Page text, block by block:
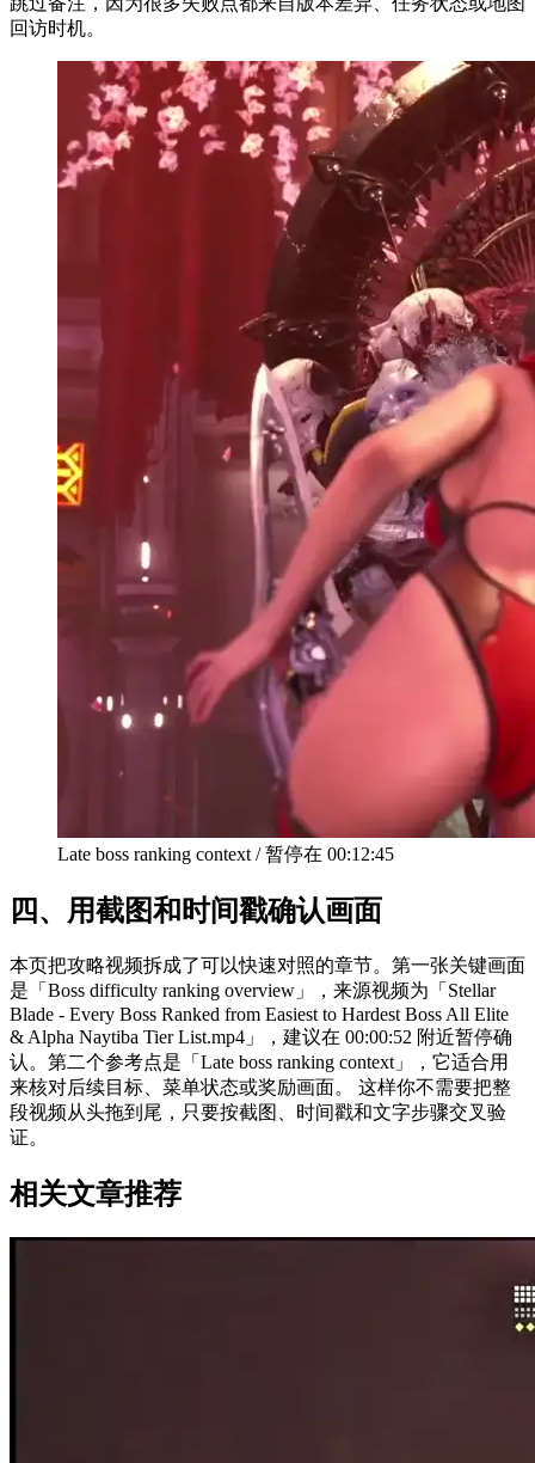
回访时机。
Late boss ranking context / 暂停在 00:12:45
四、 用截图和时间戳确认画面
本页把攻略视频拆成了可以快速对照的章节。第一张关键画面
是「Boss difficulty ranking overview」，来源视频为「Stellar
Blade - Every Boss Ranked from Easiest to Hardest Boss All Elite
& Alpha Naytiba Tier List.mp4」，建议在 00:00:52 附近暂停确
认。第二个参考点是「Late boss ranking context」，它适合用
来核对后续目标、菜单状态或奖励画面。 这样你不需要把整
段视频从头拖到尾，只要按截图、时间戳和文字步骤交叉验
证。
相关文章推荐